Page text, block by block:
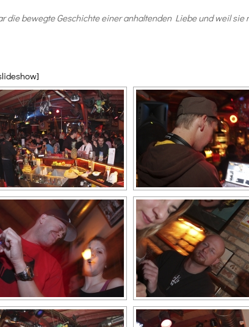
die bewegte Geschichte einer anhaltenden Liebe und weil sie